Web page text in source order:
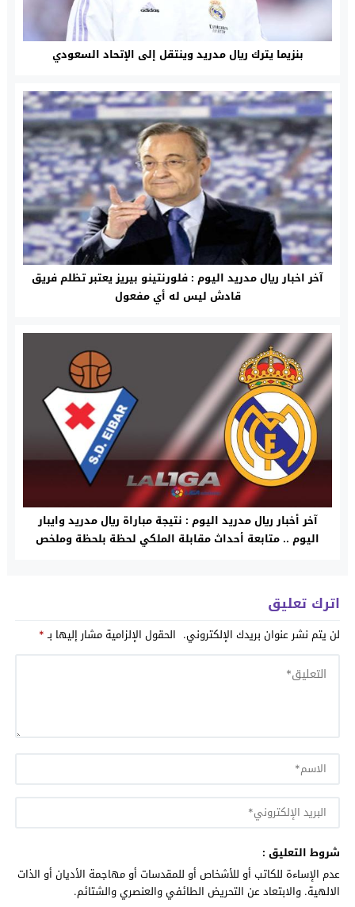
بنزيما يترك ريال مدريد وينتقل إلى الإتحاد السعودي
آخر اخبار ريال مدريد اليوم : فلورنتينو بيريز يعتبر تظلم فريق
قادش ليس له أي مفعول
آخر أخبار ريال مدريد اليوم : نتيجة مباراة ريال مدريد وايبار
اليوم .. متابعة أحداث مقابلة الملكي لحظة بلحظة وملخص
اترك تعليق
لن يتم نشر عنوان بريدك الإلكتروني. الحقول الإلزامية مشار إليها بـ*
شروط التعليق :
عدم الإساءة للكاتب أو للأشخاص أو للمقدسات أو مهاجمة الأديان أو الذات
الالهية. والابتعاد عن التحريض الطائفي والعنصري والشتائم.